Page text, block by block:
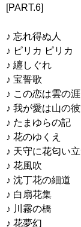
[PART.6]
♪ 忘れ得ぬ人
♪ ピリカ ピリカ
♪ 纏しぐれ
♪ 宝誓歌
♪ この恋は雲の
♪ 我が愛は山の
♪ たまゆらの記
♪ 花のゆくえ
♪ 天守に花匂い
♪ 花風吹
♪ 沈丁花の細道
♪ 白扇花集
♪ 川霧の橋
♪ 花夢幻